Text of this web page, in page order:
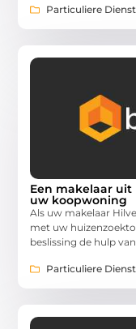
Particuliere
Een makelaar
uw koopwoning
Als uw makelaar
met uw
beslissing de hulp
Particuliere